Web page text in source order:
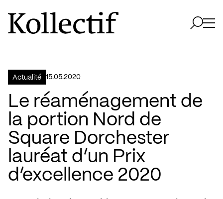
Aller à la page d'accueil
Logo Kollectif
Actualité 15.05.2020
Le réaménagement de
la portion Nord de
Square Dorchester
lauréat d’un Prix
d’excellence 2020